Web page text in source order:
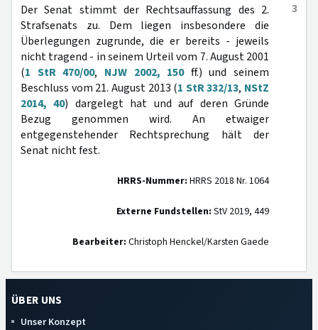
3
Der Senat stimmt der Rechtsauffassung des 2.
Strafsenats zu. Dem liegen insbesondere die
Überlegungen zugrunde, die er bereits - jeweils
nicht tragend - in seinem Urteil vom 7. August 2001
(1 StR 470/00, NJW 2002, 150ff.) und seinem
Beschluss vom 21. August 2013 (1 StR 332/13, NStZ
2014, 40) dargelegt hat und auf deren Gründe
Bezug genommen wird. An etwaiger
entgegenstehender Rechtsprechung hält der
Senat nicht fest.
HRRS-Nummer: HRRS 2018 Nr. 1064
Externe Fundstellen: StV 2019, 449
Bearbeiter: Christoph Henckel/Karsten Gaede
ÜBER UNS
Unser Konzept